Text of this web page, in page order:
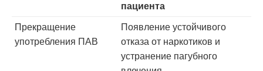
пациента
Прекращение
употребления ПАВ
Появление устойчивого
отказа от наркотиков и
устранение пагубного